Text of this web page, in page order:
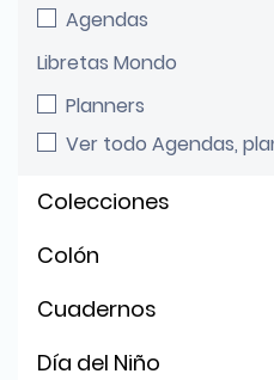
Agendas
Libretas Mondo
Planners
Ver todo Agendas,
Colecciones
Colón
Cuadernos
Día del Niño